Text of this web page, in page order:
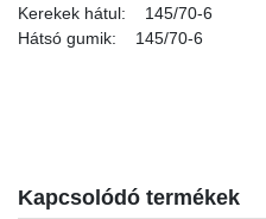
Kerekek hátul: 145/70-6
Hátsó gumik: 145/70-6
Kapcsolódó termékek